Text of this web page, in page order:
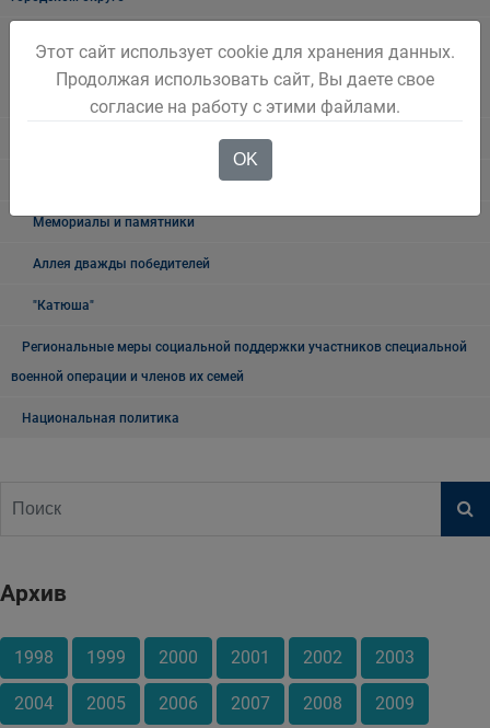
Мемориалы и памятники
Аллея дважды победителей
"Катюша"
Региональные меры социальной поддержки участников специальной
военной операции и членов их семей
Национальная политика
Архив
1998 1999 2000 2001 2002 2003
2004 2005 2006 2007 2008 2009
Этот сайт использует cookie для хранения данных.
Продолжая использовать сайт, Вы даете свое
согласие на работу с этими файлами.
OK